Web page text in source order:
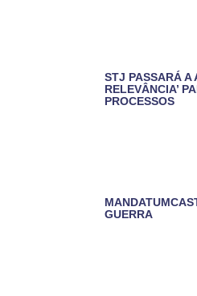
STJ PASSARÁ A
RELEVÂNCIA’
PROCESSOS
GUERRA